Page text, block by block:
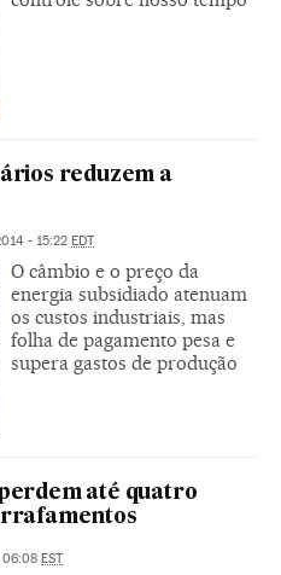
reduzem a
- 15:22 EDT
O câmbio e o preço da
energia subsidiado atenuam
os custos industriais, mas
folha de pagamento pesa e
supera gastos de produção
até quatro
06:08 EST